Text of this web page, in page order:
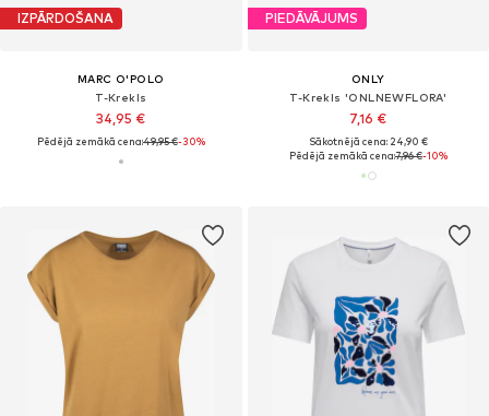
IZPĀRDOŠANA
MARC O'POLO
T-Krekls
34,95 €
Pēdējā zemākā cena:49,95 €-30%
PIEDĀVĀJUMS
ONLY
T-Krekls 'ONLNEWFLORA'
7,16 €
Sākotnējā cena: 24,90 €
Pēdējā zemākā cena:7,96 €-10%